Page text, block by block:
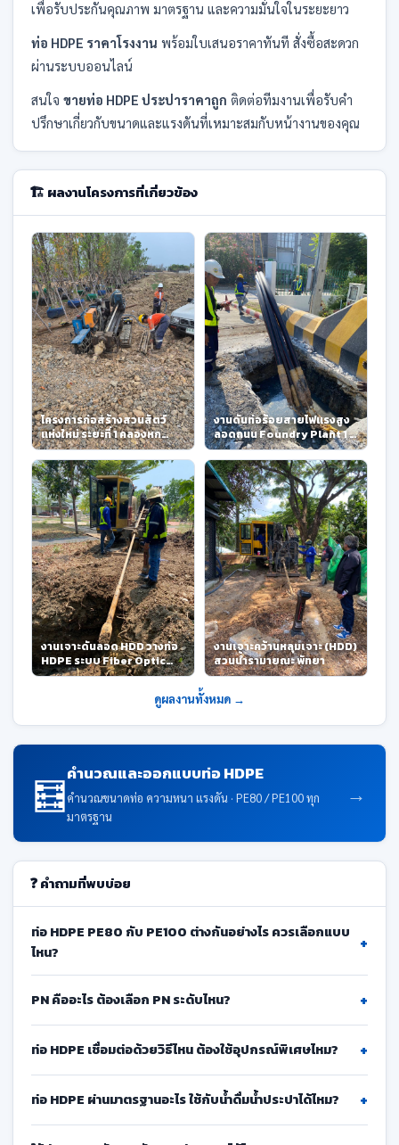
เพื่อรับประกันคุณภาพ มาตรฐาน และความมั่นใจในระยะยาว
ท่อ HDPE ราคาโรงงาน พร้อมใบเสนอราคาทันที สั่งซื้อสะดวก
ผ่านระบบออนไลน์
สนใจ ขายท่อ HDPE ประปาราคาถูก ติดต่อทีมงานเพื่อรับคำ
ปรึกษาเกี่ยวกับขนาดและแรงดันที่เหมาะสมกับหน้างานของคุณ
🏗️ ผลงานโครงการที่เกี่ยวข้อง
โครงการก่อสร้างสวนสัตว์
แห่งใหม่ ระยะที่ 1 คลองหก
จ.ปทุมธานี
งานดันท่อร้อยสายไฟแรงสูง
ลอดถนน Foundry Plant 1 –
Oriental Copper (OC-
ETP)
งานเจาะดันลอด HDD วางท่อ
HDPE ระบบ Fiber Optic
ชลประทานสามเสน และ
งานเจาะคว้านหลุมเจาะ (HDD)
สวนน้ำรามายณะ พัทยา
ดูผลงานทั้งหมด →
🧮คำนวณและออกแบบท่อ HDPE
คำนวณขนาดท่อ ความหนา แรงดัน · PE80 / PE100 ทุก
มาตรฐาน
→
❓ คำถามที่พบบ่อย
ท่อ HDPE PE80 กับ PE100 ต่างกันอย่างไร ควรเลือกแบบ
ไหน?
+
PN คืออะไร ต้องเลือก PN ระดับไหน? +
ท่อ HDPE เชื่อมต่อด้วยวิธีไหน ต้องใช้อุปกรณ์พิเศษไหม? +
ท่อ HDPE ผ่านมาตรฐานอะไร ใช้กับน้ำดื่มน้ำประปาได้ไหม? +